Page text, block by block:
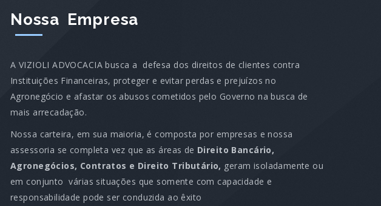
Nossa Empresa
A VIZIOLI ADVOCACIA busca a defesa dos direitos de clientes contra
Instituições Financeiras, proteger e evitar perdas e prejuízos no
Agronegócio e afastar os abusos cometidos pelo Governo na busca de
mais arrecadação.
Nossa carteira, em sua maioria, é composta por empresas e nossa
assessoria se completa vez que as áreas de Direito Bancário,
Agronegócios, Contratos e Direito Tributário, geram isoladamente ou
em conjunto várias situações que somente com capacidade e
responsabilidade pode ser conduzida ao êxito